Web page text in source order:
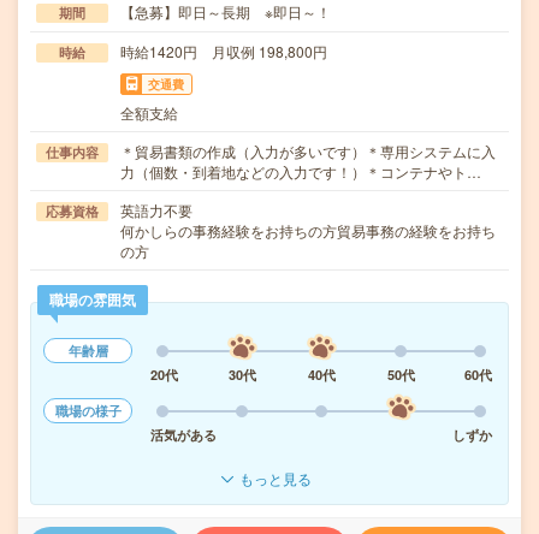
期間 【急募】即日～長期 ※即日～！
時給 時給1420円 月収例 198,800円
交通費
全額支給
仕事内容
＊貿易書類の作成（入力が多いです）＊専用システムに入
力（個数・到着地などの入力です！）＊コンテナやト…
応募資格
英語力不要
何かしらの事務経験をお持ちの方貿易事務の経験をお持ち
の方
職場の雰囲気
年齢層
20代
30代 40代 50代
60代
職場の様子
活気がある
しずか
もっと見る